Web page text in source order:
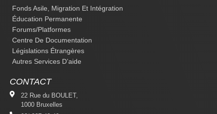
Fonds Asile, Migration Et Intégration
Éducation Permanente
Forums/platformes
Centre De Documentation
Législations Étrangères
Autres Services D’aide
CONTACT
22 Rue du BOULET,
1000 Bruxelles